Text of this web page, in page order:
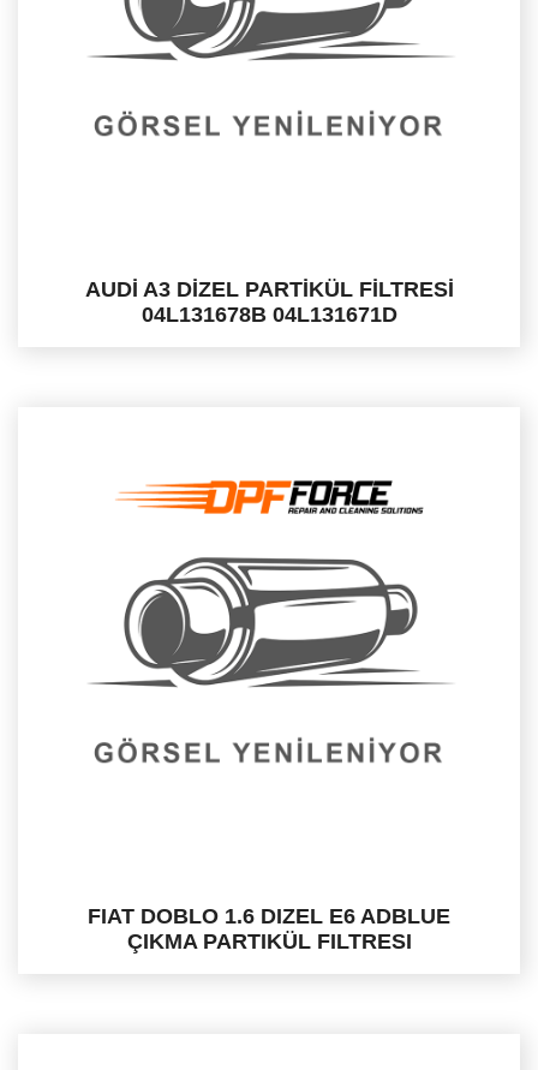
AUDİ A3 DİZEL PARTİKÜL FİLTRESİ
04L131678B 04L131671D
FIAT DOBLO 1.6 DIZEL E6 ADBLUE
ÇIKMA PARTIKÜL FILTRESI